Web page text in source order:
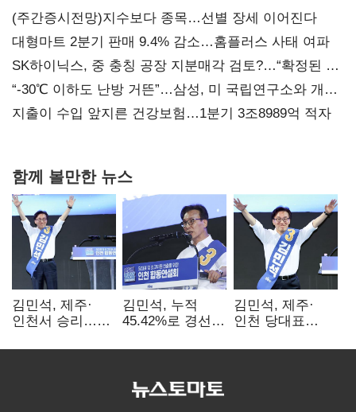
(주간증시전망)지수보다 종목…선별 장세 이어진다
대형마트 2분기 판매 9.4% 감소…홈플러스 사태 여파
SK하이닉스, 중 충칭 공장 지분매각 검토?…“확정된 바
없어”
“-30℃ 이하도 난방 거뜬”…삼성, 미 국립연구소와 개발
협력
지출이 수입 앞지른 건강보험…1분기 3조8989억 적자
함께 볼만한 뉴스
김민석, 제주·
인천서 승리…
탈환'(종합)
김민석, 누적
45.42%로 경선
격차
김민석, 제주·
인천 당대표